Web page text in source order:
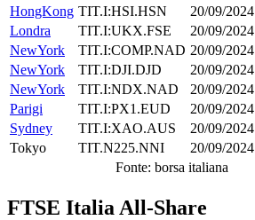
HongKong TIT.I:HSI.HSN 20/09/2024
Londra
TIT.I:UKX.FSE 20/09/2024
NewYork
TIT.I:COMP.NAD 20/09/2024
NewYork
TIT.I:DJI.DJD 20/09/2024
NewYork
TIT.I:NDX.NAD 20/09/2024
Parigi
TIT.I:PX1.EUD 20/09/2024
Sydney
TIT.I:XAO.AUS 20/09/2024
Tokyo
TIT.N225.NNI 20/09/2024
Fonte: borsa italiana
FTSE Italia All-Share